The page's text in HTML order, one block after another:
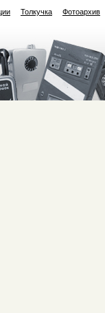
Толкучка Фотоархив